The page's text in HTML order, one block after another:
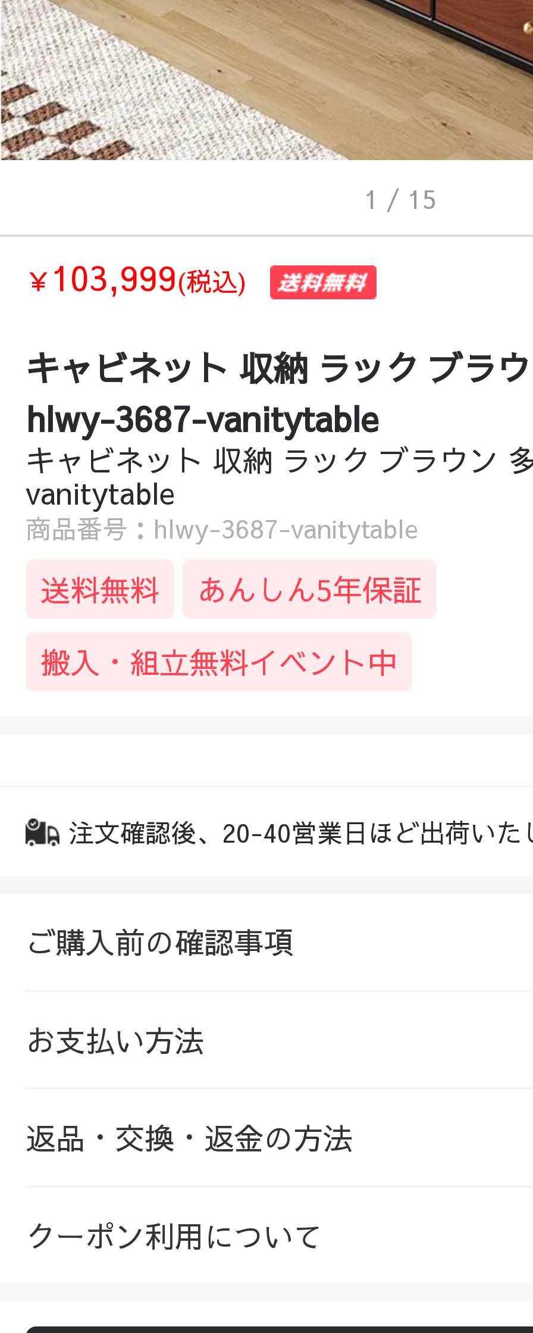
1 / 15
￥ 103,999(税込)
キャビネット 収納 ラック ブラ
hlwy-3687-vanitytable
キャビネット 収納 ラック ブラウン
vanitytable
商品番号：hlwy-3687-vanitytable
送料無料
あんしん5年保証
搬入・組立無料イベント中
注文確認後、20-40営業日ほど出荷いた
ご購入前の確認事項
お支払い方法
返品・交換・返金の方法
クーポン利用について